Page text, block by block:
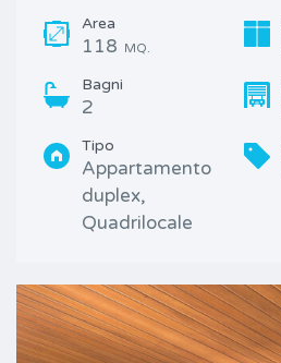
Area
118 MQ.
Bagni
2
Tipo
Appartamento
duplex,
Quadrilocale